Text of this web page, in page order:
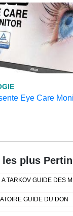
Eye Care
plus
A TARKOV GUIDE DES
GUIDE DU DON